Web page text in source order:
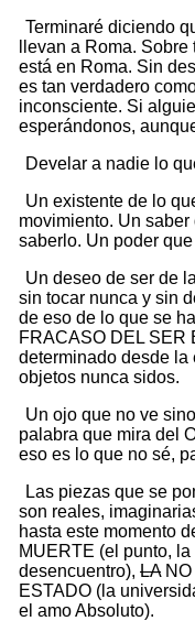
Terminaré diciendo
llevan a Roma.
está en Roma. Sin
es tan verdadero
inconsciente. Si
esperándonos,
Develar a nadie lo
Un existente de lo
movimiento. Un
saberlo. Un poder
Un deseo de ser de
sin tocar nunca y sin
de eso de lo que se
FRACASO DEL SER
determinado desde la
objetos nunca sidos.
Un ojo que no ve
palabra que mira del
eso es lo que no sé,
Las piezas que se
son reales,
hasta este momento
MUERTE (el punto,
desencuentro), LANO
ESTADO (la
el amo Absoluto).